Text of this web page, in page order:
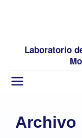
Laboratorio
Archivo